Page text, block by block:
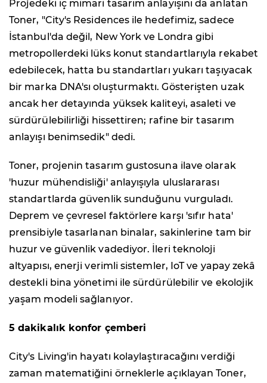
Projedeki iç mimari tasarım anlayışını da anlatan
Toner, "City's Residences ile hedefimiz, sadece
İstanbul'da değil, New York ve Londra gibi
metropollerdeki lüks konut standartlarıyla rekabet
edebilecek, hatta bu standartları yukarı taşıyacak
bir marka DNA'sı oluşturmaktı. Gösterişten uzak
ancak her detayında yüksek kaliteyi, asaleti ve
sürdürülebilirliği hissettiren; rafine bir tasarım
anlayışı benimsedik" dedi.
Toner, projenin tasarım gustosuna ilave olarak
'huzur mühendisliği' anlayışıyla uluslararası
standartlarda güvenlik sunduğunu vurguladı.
Deprem ve çevresel faktörlere karşı 'sıfır hata'
prensibiyle tasarlanan binalar, sakinlerine tam bir
huzur ve güvenlik vadediyor. İleri teknoloji
altyapısı, enerji verimli sistemler, IoT ve yapay zekâ
destekli bina yönetimi ile sürdürülebilir ve ekolojik
yaşam modeli sağlanıyor.
5 dakikalık konfor çemberi
City's Living'in hayatı kolaylaştıracağını verdiği
zaman matematiğini örneklerle açıklayan Toner,